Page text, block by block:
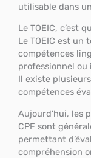
utilisable dans
Le TOEIC, c’est
Le TOEIC est un
compétences
professionnel
Il existe
compétences
Aujourd’hui, les
CPF sont
permettant
compréhension